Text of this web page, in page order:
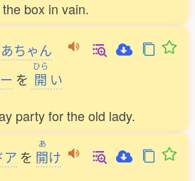
box in vain.
ちゃん
を
ひら
開 い
party for the old lady.
ア を
あ
開け